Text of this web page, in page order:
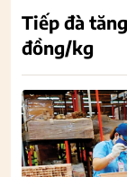
Tiếp đà
đồng/kg